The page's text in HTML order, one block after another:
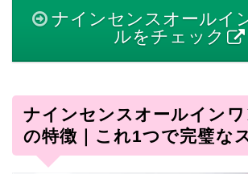
ナインセンスオールイ
ルをチェック
ナインセンスオールイン
の特徴｜これ1つで完璧な